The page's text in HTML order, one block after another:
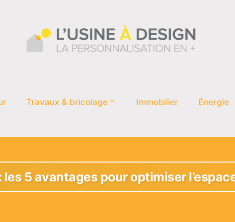
Travaux & bricolage Immobilier Énergie
les 5 avantages pour optimiser